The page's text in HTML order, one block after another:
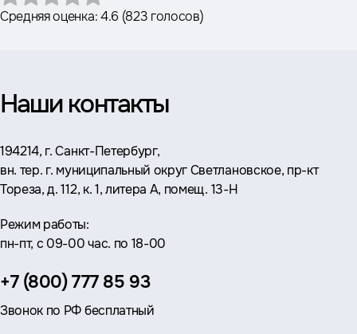
Средняя оценка:4.6 (823 голосов)
Наши контакты
Адрес:
194214, г. Санкт-Петербург,
вн. тер. г. муниципальный округ Светлановское, пр-кт
Тореза, д. 112, к. 1, литера А, помещ. 13-Н
Режим работы:
пн-пт, с 09-00 час. по 18-00
Телефон:
+7 (800) 777 85 93
Звонок по РФ бесплатный